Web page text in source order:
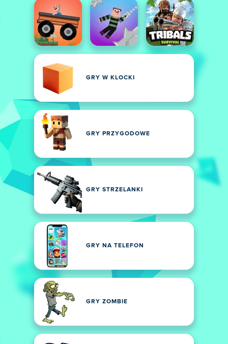
GRY W KLOCKI
GRY PRZYGODOWE
GRY STRZELANKI
GRY NA TELEFON
GRY ZOMBIE